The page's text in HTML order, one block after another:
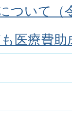
ついて（
医療費